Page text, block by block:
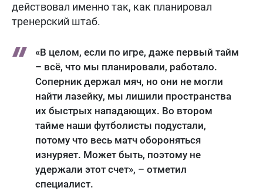
действовал именно так, как планировал
тренерский штаб.
«В целом, если по игре, даже первый тайм
– всё, что мы планировали, работало.
Соперник держал мяч, но они не могли
найти лазейку, мы лишили пространства
их быстрых нападающих. Во втором
тайме наши футболисты подустали,
потому что весь матч обороняться
изнуряет. Может быть, поэтому не
удержали этот счет», – отметил
специалист.